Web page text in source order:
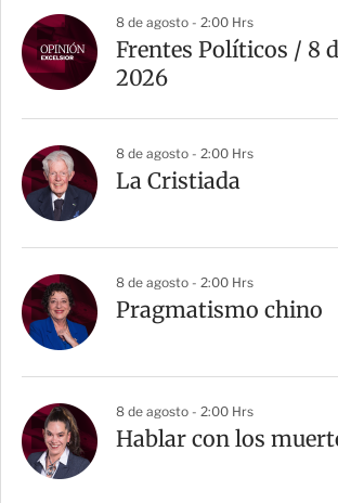
8 de agosto - 2:00 Hrs
Frentes Políticos / 8
2026
8 de agosto - 2:00 Hrs
La Cristiada
8 de agosto - 2:00 Hrs
Pragmatismo chino
8 de agosto - 2:00 Hrs
Hablar con los